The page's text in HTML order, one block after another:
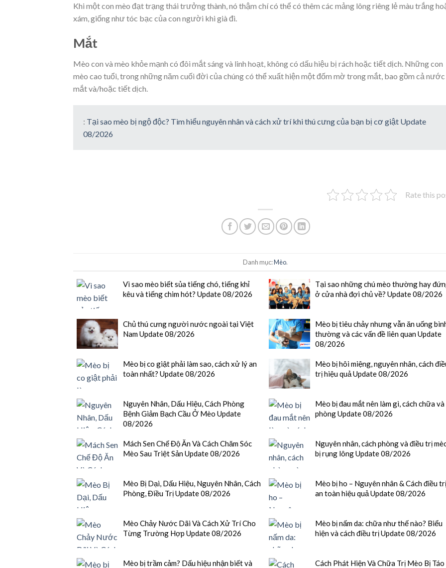
Khi một con mèo đạt trạng thái trưởng thành, nó thậm chí có thể có thêm các mảng lông riêng lẻ màu trắng
xám, giống như tóc bạc của con người khi già đi.
Mắt
Mèo con và mèo khỏe mạnh có đôi mắt sáng và linh hoạt, không có dấu hiệu bị rách hoặc tiết dịch. Những con
mèo cao tuổi, trong những năm cuối đời của chúng có thể xuất hiện một đốm mờ trong mắt, bao gồm cả nước
mắt và/hoặc tiết dịch.
: Tại sao mèo bị ngộ độc? Tìm hiểu nguyên nhân và cách xử trí khi thú cưng của bạn bị cơ giật Update
08/2026
Rate this
Danh mục:Mèo.
Vì sao mèo biết sủa tiếng chó, tiếng khỉ
kêu và tiếng chim hót? Update 08/2026
Tại sao những chú mèo thường hay
ở cửa nhà đợi chủ về? Update 08/2026
Chủ thú cưng người nước ngoài tại Việt
Nam Update 08/2026
Mèo bị tiêu chảy nhưng vẫn ăn uống
thường và các vấn đề liên quan Update
08/2026
Mèo bị co giật phải làm sao, cách xử lý an
toàn nhất? Update 08/2026
Mèo bị hôi miệng, nguyên nhân, cách
trị hiệu quả Update 08/2026
Nguyên Nhân, Dấu Hiệu, Cách Phòng
Bệnh Giảm Bạch Cầu Ở Mèo Update
08/2026
Mèo bị đau mắt nên làm gì, cách chữa và
phòng Update 08/2026
Mách Sen Chế Độ Ăn Và Cách Chăm Sóc
Mèo Sau Triệt Sản Update 08/2026
Nguyên nhân, cách phòng và điều trị
bị rụng lông Update 08/2026
Mèo Bị Dại, Dấu Hiệu, Nguyên Nhân, Cách
Phòng, Điều Trị Update 08/2026
Mèo bị ho – Nguyên nhân & Cách điều trị
an toàn hiệu quả Update 08/2026
Mèo Chảy Nước Dãi Và Cách Xử Trí Cho
Từng Trường Hợp Update 08/2026
Mèo bị nấm da: chữa như thế nào? Biểu
hiện và cách điều trị Update 08/2026
Mèo bị trầm cảm? Dấu hiệu nhận biết và Cách Phát Hiện Và Chữa Trị Mèo Bị Táo